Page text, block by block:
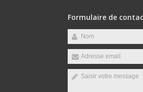
Formulaire de